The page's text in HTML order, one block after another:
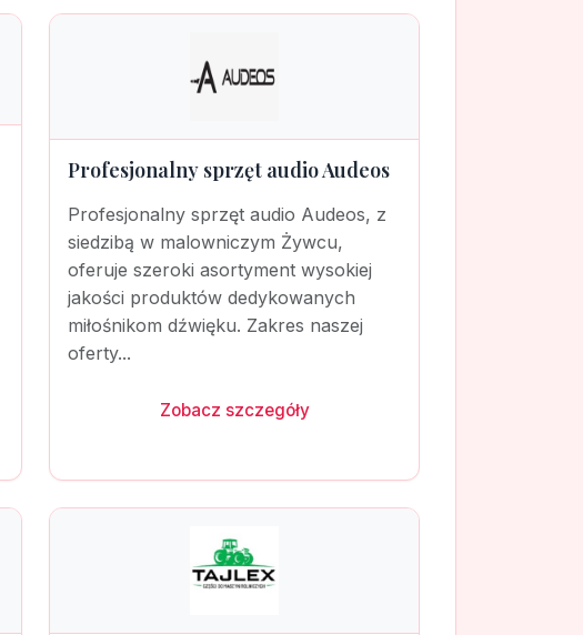
Profesjonalny sprzęt audio Audeos
Profesjonalny sprzęt audio Audeos, z
siedzibą w malowniczym Żywcu,
oferuje szeroki asortyment wysokiej
jakości produktów dedykowanych
miłośnikom dźwięku. Zakres naszej
oferty...
Zobacz szczegóły